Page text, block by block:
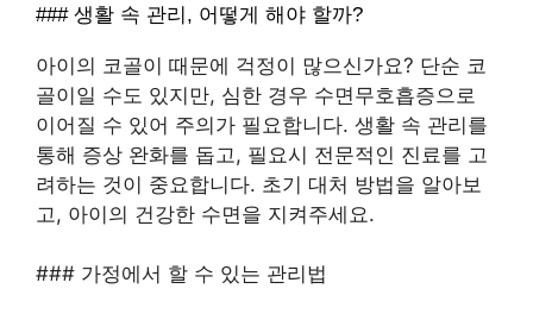
### 생활 속 관리, 어떻게 해야 할까?
아이의 코골이 때문에 걱정이 많으신가요? 단순 코
골이일 수도 있지만, 심한 경우 수면무호흡증으로
이어질 수 있어 주의가 필요합니다. 생활 속 관리를
통해 증상 완화를 돕고, 필요시 전문적인 진료를 고
려하는 것이 중요합니다. 초기 대처 방법을 알아보
고, 아이의 건강한 수면을 지켜주세요.
### 가정에서 할 수 있는 관리법